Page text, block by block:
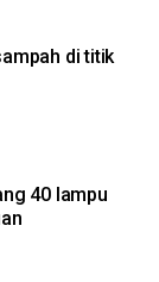
di titik
40 lampu